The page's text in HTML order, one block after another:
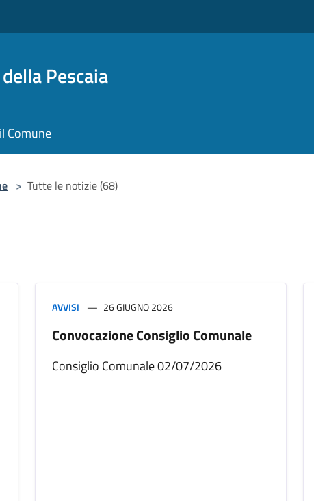
Pescaia
Comune
> Tutte le notizie (68)
AVVISI 26 GIUGNO 2026
Convocazione Consiglio Comunale
Consiglio Comunale 02/07/2026